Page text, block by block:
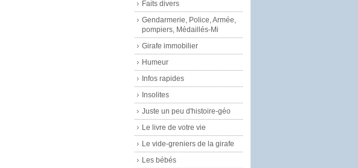
Faits divers
Gendarmerie, Police, Armée,
pompiers, Médaillés-Mi
Girafe immobilier
Humeur
Infos rapides
Insolites
Juste un peu d'histoire-géo
Le livre de votre vie
Le vide-greniers de la girafe
Les bébés